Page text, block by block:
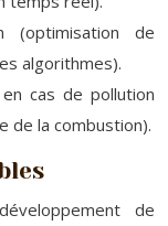
(optimisation de
algorithmes).
cas de pollution
de la combustion).
de